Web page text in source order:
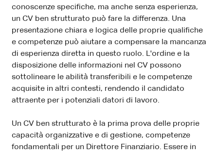
conoscenze specifiche, ma anche senza esperienza,
un CV ben strutturato può fare la differenza. Una
presentazione chiara e logica delle proprie qualifiche
e competenze può aiutare a compensare la mancanza
di esperienza diretta in questo ruolo. L'ordine e la
disposizione delle informazioni nel CV possono
sottolineare le abilità transferibili e le competenze
acquisite in altri contesti, rendendo il candidato
attraente per i potenziali datori di lavoro.
Un CV ben strutturato è la prima prova delle proprie
capacità organizzative e di gestione, competenze
fondamentali per un Direttore Finanziario. Essere in